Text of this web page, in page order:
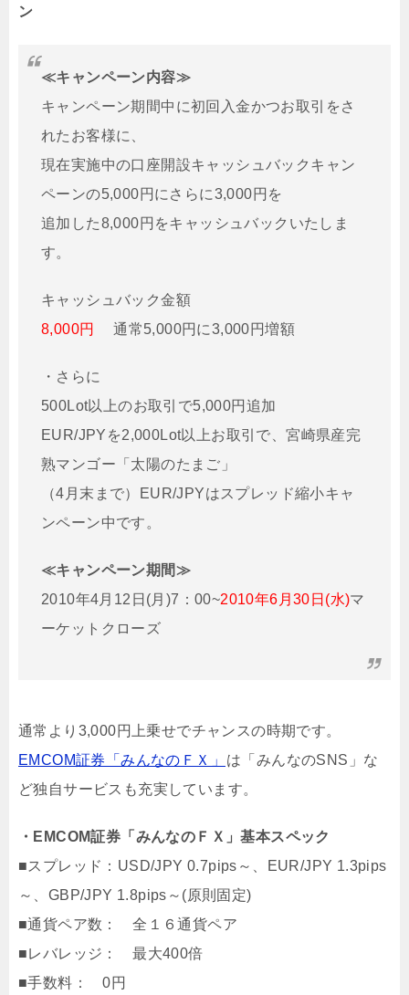
ン
≪キャンペーン内容≫
キャンペーン期間中に初回入金かつお取引をさ
れたお客様に、
現在実施中の口座開設キャッシュバックキャン
ペーンの5,000円にさらに3,000円を
追加した8,000円をキャッシュバックいたしま
す。
キャッシュバック金額
8,000円
通常5,000円に3,000円増額
・さらに
500Lot以上のお取引で5,000円追加
EUR/JPYを2,000Lot以上お取引で、宮崎県産完
熟マンゴー「太陽のたまご」
（4月末まで）EUR/JPYはスプレッド縮小キャ
ンペーン中です。
≪キャンペーン期間≫
2010年4月12日(月)7：00~2010年6月30日(水)マ
ーケットクローズ
通常より3,000円上乗せでチャンスの時期です。
EMCOM証券「みんなのＦＸ」
は「みんなのSNS」な
ど独自サービスも充実しています。
・EMCOM証券「みんなのＦＸ」基本スペック
■スプレッド：USD/JPY 0.7pips～、EUR/JPY 1.3pips
～、GBP/JPY 1.8pips～(原則固定)
■通貨ペア数： 全１６通貨ペア
■レバレッジ： 最大400倍
■手数料： 0円